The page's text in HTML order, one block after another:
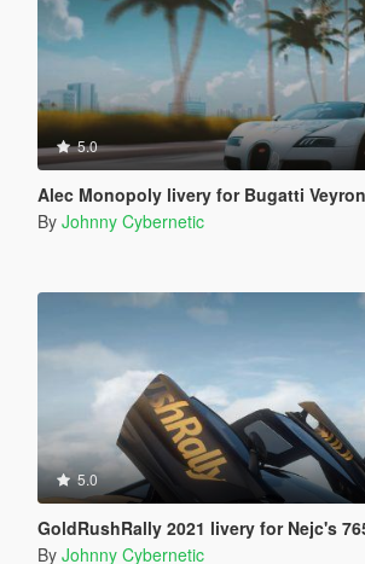
5.0
Alec Monopoly livery for Bugatti Veyron
By Johnny Cybernetic
5.0
GoldRushRally 2021 livery for Nejc's
By Johnny Cybernetic